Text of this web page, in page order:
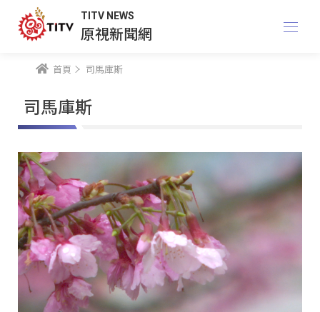
TITV NEWS
原視新聞網
首頁 司馬庫斯
司馬庫斯